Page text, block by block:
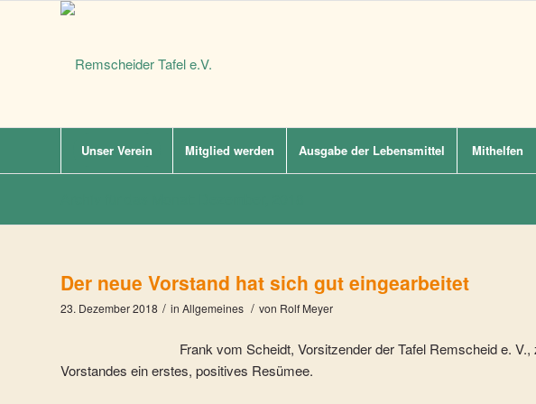
Unser Verein Mitglied werden Ausgabe der Lebensmittel Mithelfen
Der neue Vorstand hat sich gut eingearbeitet
23. Dezember 2018 / in Allgemeines / von Rolf Meyer
Frank vom Scheidt, Vorsitzender der Tafel Remscheid e.
Vorstandes ein erstes, positives Resümee.